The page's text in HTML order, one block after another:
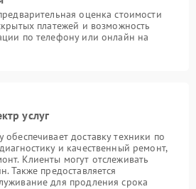
оценка стоимости
платежей и возможность
по телефону или онлайн на
услуг
доставку техники по
и качественный ремонт,
Клиенты могут отслеживать
Также предоставляется
для продления срока